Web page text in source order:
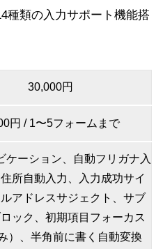
種類の入力サポート機能搭
30,000円
円 / 1〜5フォームまで
ケーション、自動フリガナ入
所自動入力、入力成功サイ
アドレスサジェクト、サブ
ック、初期項目フォーカス
）、半角前に書く自動変換